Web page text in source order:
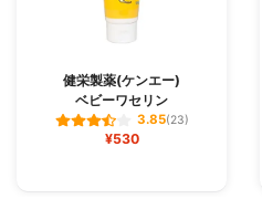
健栄製薬(ケンエー)
ベビーワセリン
3.85(23)
¥530